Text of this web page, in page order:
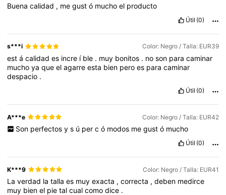
Buenacalidad , megustó muchoel producto
Útil (0)
s***i Color: Negro / Talla: EUR39
estácalidades incre í ble . muy bonitos . noson paracaminar
muchoyaqueelagarreesta bien peroes paracaminar
despacio .
Útil (0)
A***e Color: Negro / Talla: EUR42
Son perfectos y s ú per c ó modos me gust ó mucho
Útil (0)
K***9 Color: Negro / Talla: EUR41
Laverdad latallaes muyexacta ,correcta ,deben medirce
muy bienel pietalcualcomodice .